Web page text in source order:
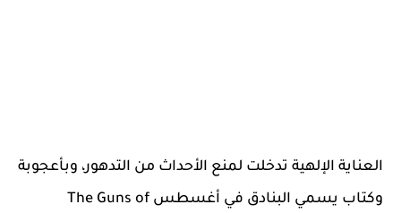
العناية الإلهية تدخلت لمنع الأحداث من التدهور، وبأعجوبة
وكتاب يسمي البنادق في أغسطس The Guns of